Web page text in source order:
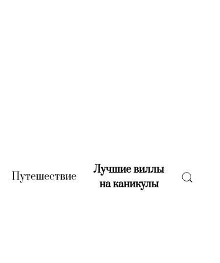
(current)
Путешествие(current)
Лучшие виллы
на каникулы(current)